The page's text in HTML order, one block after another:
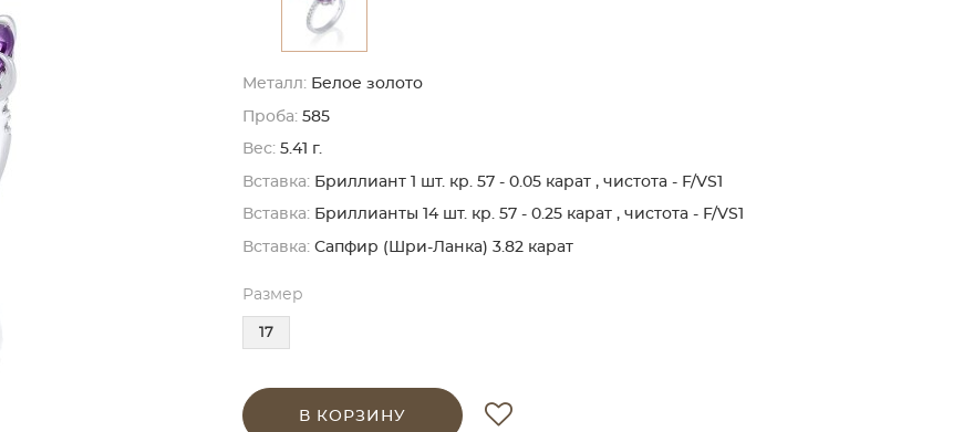
Металл: Белое золото
Проба: 585
Вес: 5.41 г.
Вставка: Бриллиант 1 шт. кр. 57 - 0.05 карат , чистота - F/VS1
Вставка: Бриллианты 14 шт. кр. 57 - 0.25 карат , чистота - F/VS1
Вставка: Сапфир (Шри-Ланка) 3.82 карат
Размер
17
В КОРЗИНУ